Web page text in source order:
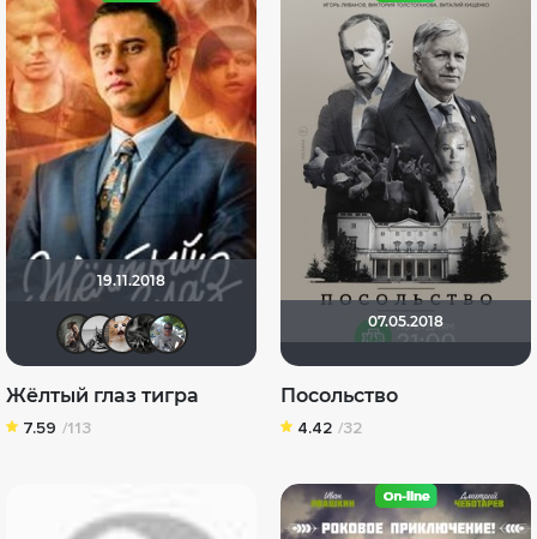
19.11.2018
An.Gor.Andemonshadow
Жёлтый глаз тигра
7.59 /113
07.05.2018
Посольство
4.42 /32